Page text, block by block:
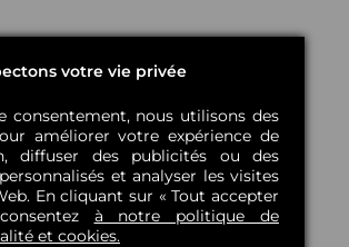
votre vie privée
consentement, nous utilisons des
améliorer votre expérience de
diffuser des publicités ou des
et analyser les visites
En cliquant sur « Tout accepter
à notre politique de
et cookies.